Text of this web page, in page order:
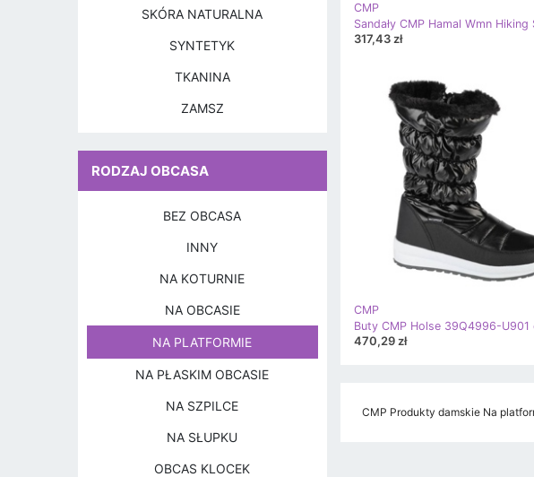
CMP
317,43 zł
CMP
Buty CMP Holse 39Q4996-U901
470,29 zł
CMP Produkty damskie Na
SKÓRA NATURALNA
SYNTETYK
TKANINA
ZAMSZ
RODZAJ OBCASA
BEZ OBCASA
INNY
NA KOTURNIE
NA OBCASIE
NA PLATFORMIE
NA PŁASKIM OBCASIE
NA SZPILCE
NA SŁUPKU
OBCAS KLOCEK